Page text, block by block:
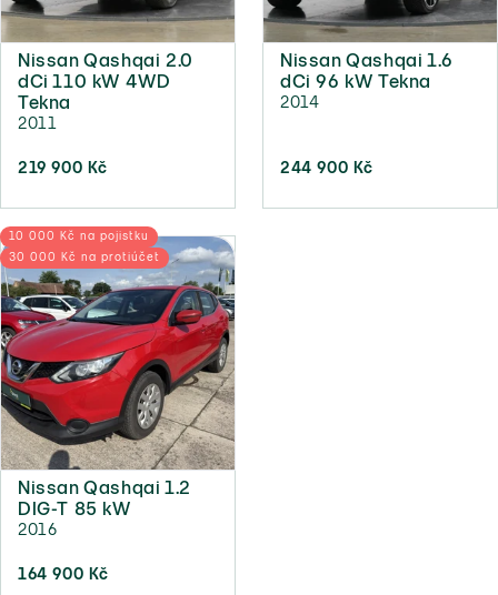
Nissan Qashqai 2.0
dCi 110 kW 4WD
Tekna
2011
219 900 Kč
Nissan Qashqai 1.6
dCi 96 kW Tekna
2014
244 900 Kč
10 000 Kč na pojistku
30 000 Kč na protiúčet
Nissan Qashqai 1.2
DIG-T 85 kW
2016
164 900 Kč